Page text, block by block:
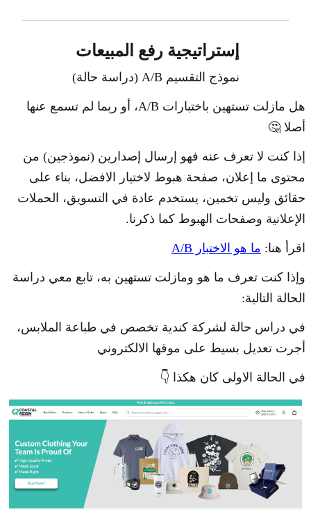
إستراتيجية رفع المبيعات
نموذج التقسيم A/B (دراسة حالة)
هل مازلت تستهين باختبارات A/B، أو ربما لم تسمع عنها
أصلا 🤔
إذا كنت لا تعرف عنه فهو إرسال إصدارين (نموذجين) من
محتوى ما إعلان، صفحة هبوط لاختيار الافضل، بناء على
حقائق وليس تخمين، يستخدم عادة في التسويق، الحملات
الإعلانية وصفحات الهبوط كما ذكرنا.
اقرأ هنا: ما هو الاختبار A/B
وإذا كنت تعرف ما هو ومازلت تستهين به، تابع معي دراسة
الحالة التالية:
في دراس حالة لشركة كندية تخصص في طباعة الملابس،
أجرت تعديل بسيط على موقها الالكتروني
في الحالة الاولى كان هكذا 👇